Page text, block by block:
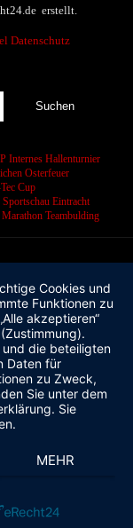
erstellt.
Internes Hallenturnier
Osterfeuer
Cup
Eintracht
Marathon Teambulding
Cookies und
Funktionen zu
akzeptieren“
die beteiligten
Daten für
zu Zweck,
Sie unter dem
Sie
MEHR